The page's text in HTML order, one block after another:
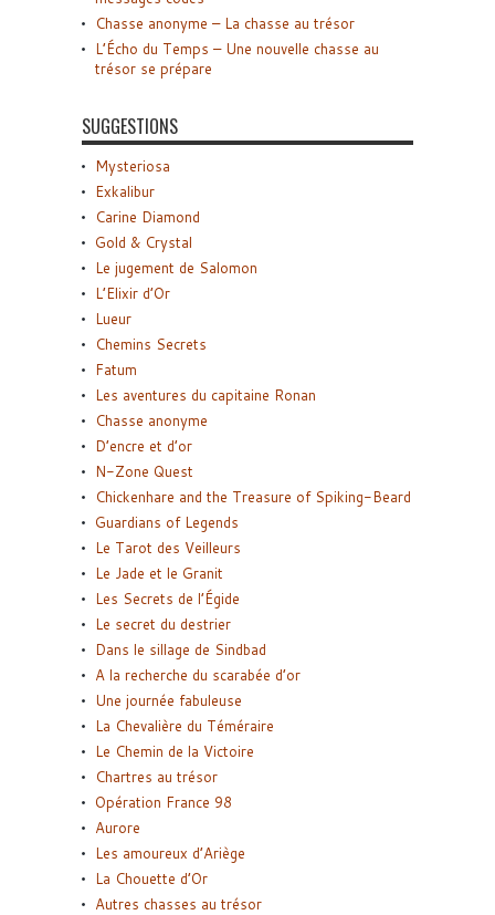
Chasse anonyme – La chasse au trésor
L’Écho du Temps – Une nouvelle chasse au
trésor se prépare
SUGGESTIONS
Mysteriosa
Exkalibur
Carine Diamond
Gold & Crystal
Le jugement de Salomon
L’Elixir d’Or
Lueur
Chemins Secrets
Fatum
Les aventures du capitaine Ronan
Chasse anonyme
D’encre et d’or
N-Zone Quest
Chickenhare and the Treasure of Spiking-Beard
Guardians of Legends
Le Tarot des Veilleurs
Le Jade et le Granit
Les Secrets de l’Égide
Le secret du destrier
Dans le sillage de Sindbad
A la recherche du scarabée d’or
Une journée fabuleuse
La Chevalière du Téméraire
Le Chemin de la Victoire
Chartres au trésor
Opération France 98
Aurore
Les amoureux d’Ariège
La Chouette d’Or
Autres chasses au trésor